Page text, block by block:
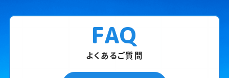
FAQ
よくあるご質問